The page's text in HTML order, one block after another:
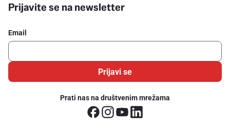
Prijavite se na newsletter
Email
Prijavi se
Prati nas na društvenim mrežama